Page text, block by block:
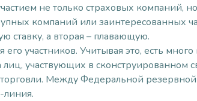
не только страховых компаний,
компаний или заинтересованных
ставку, а вторая – плавающую.
участников. Учитывая это, есть
участвующих в сконструированном
Между Федеральной
линия.